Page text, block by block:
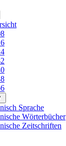
Sprache
Wörterbücher
Zeitschriften